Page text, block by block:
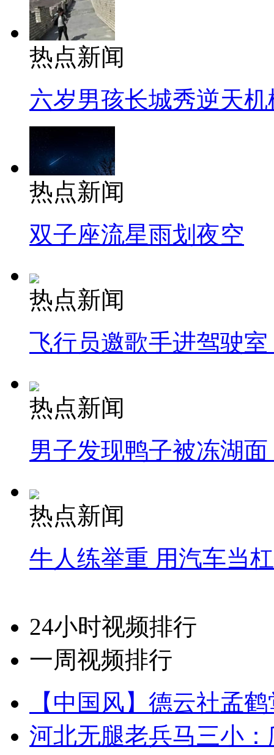
热点新闻
六岁男孩长城秀逆天机
热点新闻
双子座流星雨划夜空
热点新闻
飞行员邀歌手进驾驶
热点新闻
男子发现鸭子被冻湖
热点新闻
牛人练举重 用汽车当
24小时视频排行
一周视频排行
【中国风】德云社孟
河北无腿老兵马三小